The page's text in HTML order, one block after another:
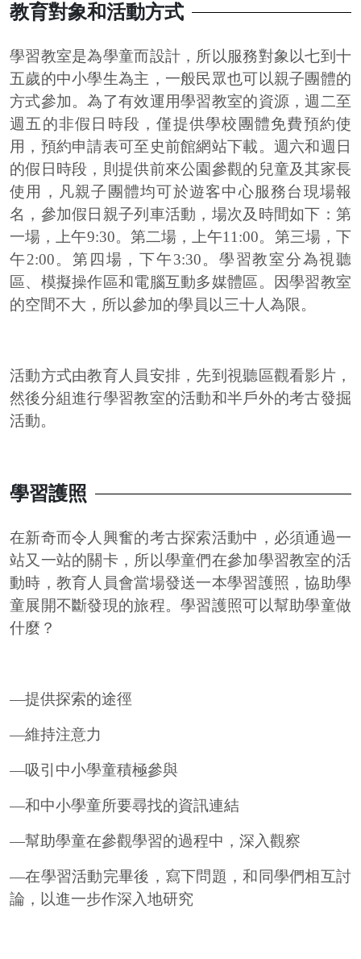
教育對象和活動方式
學習教室是為學童而設計，所以服務對象以七到十
五歲的中小學生為主，一般民眾也可以親子團體的
方式參加。為了有效運用學習教室的資源，週二至
週五的非假日時段，僅提供學校團體免費預約使
用，預約申請表可至史前館網站下載。週六和週日
的假日時段，則提供前來公園參觀的兒童及其家長
使用，凡親子團體均可於遊客中心服務台現場報
名，參加假日親子列車活動，場次及時間如下：第
一場，上午9:30。第二場，上午11:00。第三場，下
午2:00。第四場，下午3:30。學習教室分為視聽
區、模擬操作區和電腦互動多媒體區。因學習教室
的空間不大，所以參加的學員以三十人為限。
活動方式由教育人員安排，先到視聽區觀看影片，
然後分組進行學習教室的活動和半戶外的考古發掘
活動。
學習護照
在新奇而令人興奮的考古探索活動中，必須通過一
站又一站的關卡，所以學童們在參加學習教室的活
動時，教育人員會當場發送一本學習護照，協助學
童展開不斷發現的旅程。學習護照可以幫助學童做
什麼？
—提供探索的途徑
—維持注意力
—吸引中小學童積極參與
—和中小學童所要尋找的資訊連結
—幫助學童在參觀學習的過程中，深入觀察
—在學習活動完畢後，寫下問題，和同學們相互討
論，以進一步作深入地研究